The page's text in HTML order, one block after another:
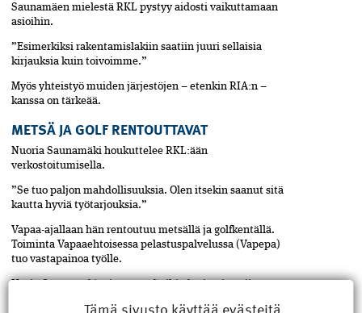
Saunamäen mielestä RKL pystyy ­aidosti vaikuttamaan
asioihin.
”Esimerkiksi rakentamislakiin saatiin juuri sellaisia
kirjauksia kuin toivoimme.”
Myös yhteistyö muiden järjestöjen – etenkin RIA:n –
kanssa on tärkeää.
METSÄ JA GOLF RENTOUTTAVAT
Nuoria Saunamäki houkuttelee RKL:ään
verkostoitumisella.
”Se tuo paljon mahdollisuuksia. Olen itsekin saanut sitä
kautta hyviä työtarjouk­sia.”
Vapaa-ajallaan hän rentoutuu metsällä ja golfkentällä.
Toiminta Vapaaehtoisessa pelastuspalvelussa (Vapepa)
tuo vasta­painoa työlle.
Tämä sivusto käyttää evästeitä